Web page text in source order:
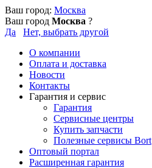
Ваш город: Москва
Ваш город Москва ?
Да
Нет, выбрать другой
О компании
Оплата и доставка
Новости
Контакты
Гарантия и сервис
Гарантия
Сервисные центры
Купить запчасти
Полезные сервисы Bort
Оптовый портал
Расширенная гарантия